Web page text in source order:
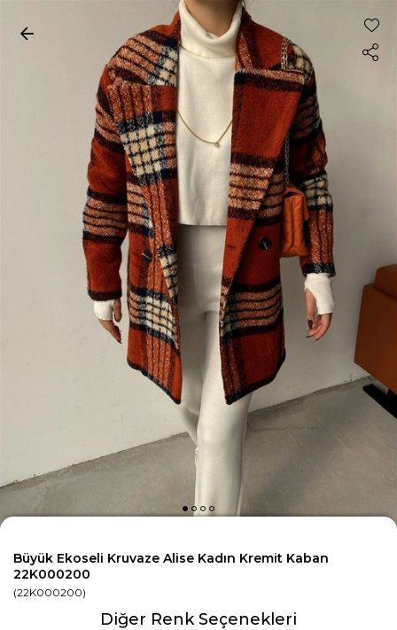
Büyük Ekoseli Kruvaze Alise Kadın Kremit Kaban
22K000200
(22K000200)
Diğer Renk Seçenekleri